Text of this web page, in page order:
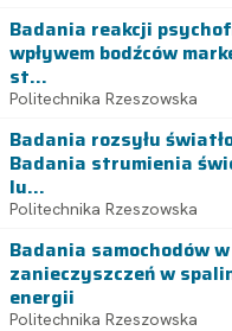
Badania reakcji
wpływem bodźców
st...
Politechnika Rzeszowska
Badania rozsyłu
Badania strumienia
lu...
Politechnika Rzeszowska
Badania samochodów
zanieczyszczeń w
energii
Politechnika Rzeszowska